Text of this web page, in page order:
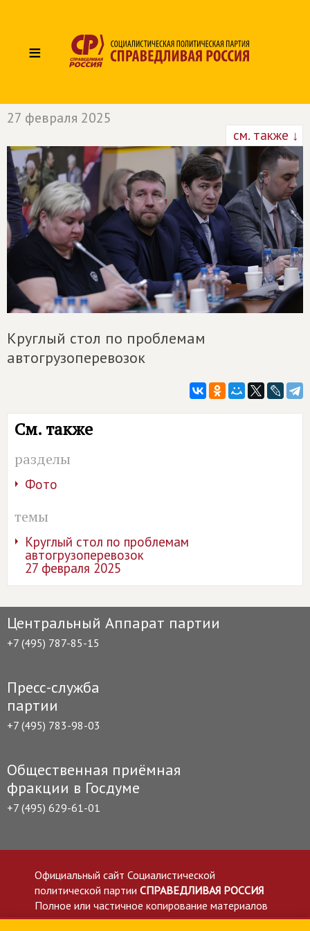
≡
27 февраля 2025
см. также ↓
Круглый стол по проблемам
автогрузоперевозок
См. также
разделы
Фото
темы
Круглый стол по проблемам
автогрузоперевозок
27 февраля 2025
Центральный Аппарат партии
+7 (495) 787-85-15
Пресс-служба
партии
+7 (495) 783-98-03
Общественная приёмная
фракции в Госдуме
+7 (495) 629-61-01
Официальный сайт Социалистической
политической партии СПРАВЕДЛИВАЯ РОССИЯ
Полное или частичное копирование материалов
приветствуется со ссылкой на сайт spravedlivo.ru